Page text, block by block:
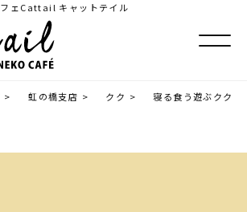
ェCattail キャットテイル
> 虹の橋支店 > クク >
寝る食う遊ぶクク